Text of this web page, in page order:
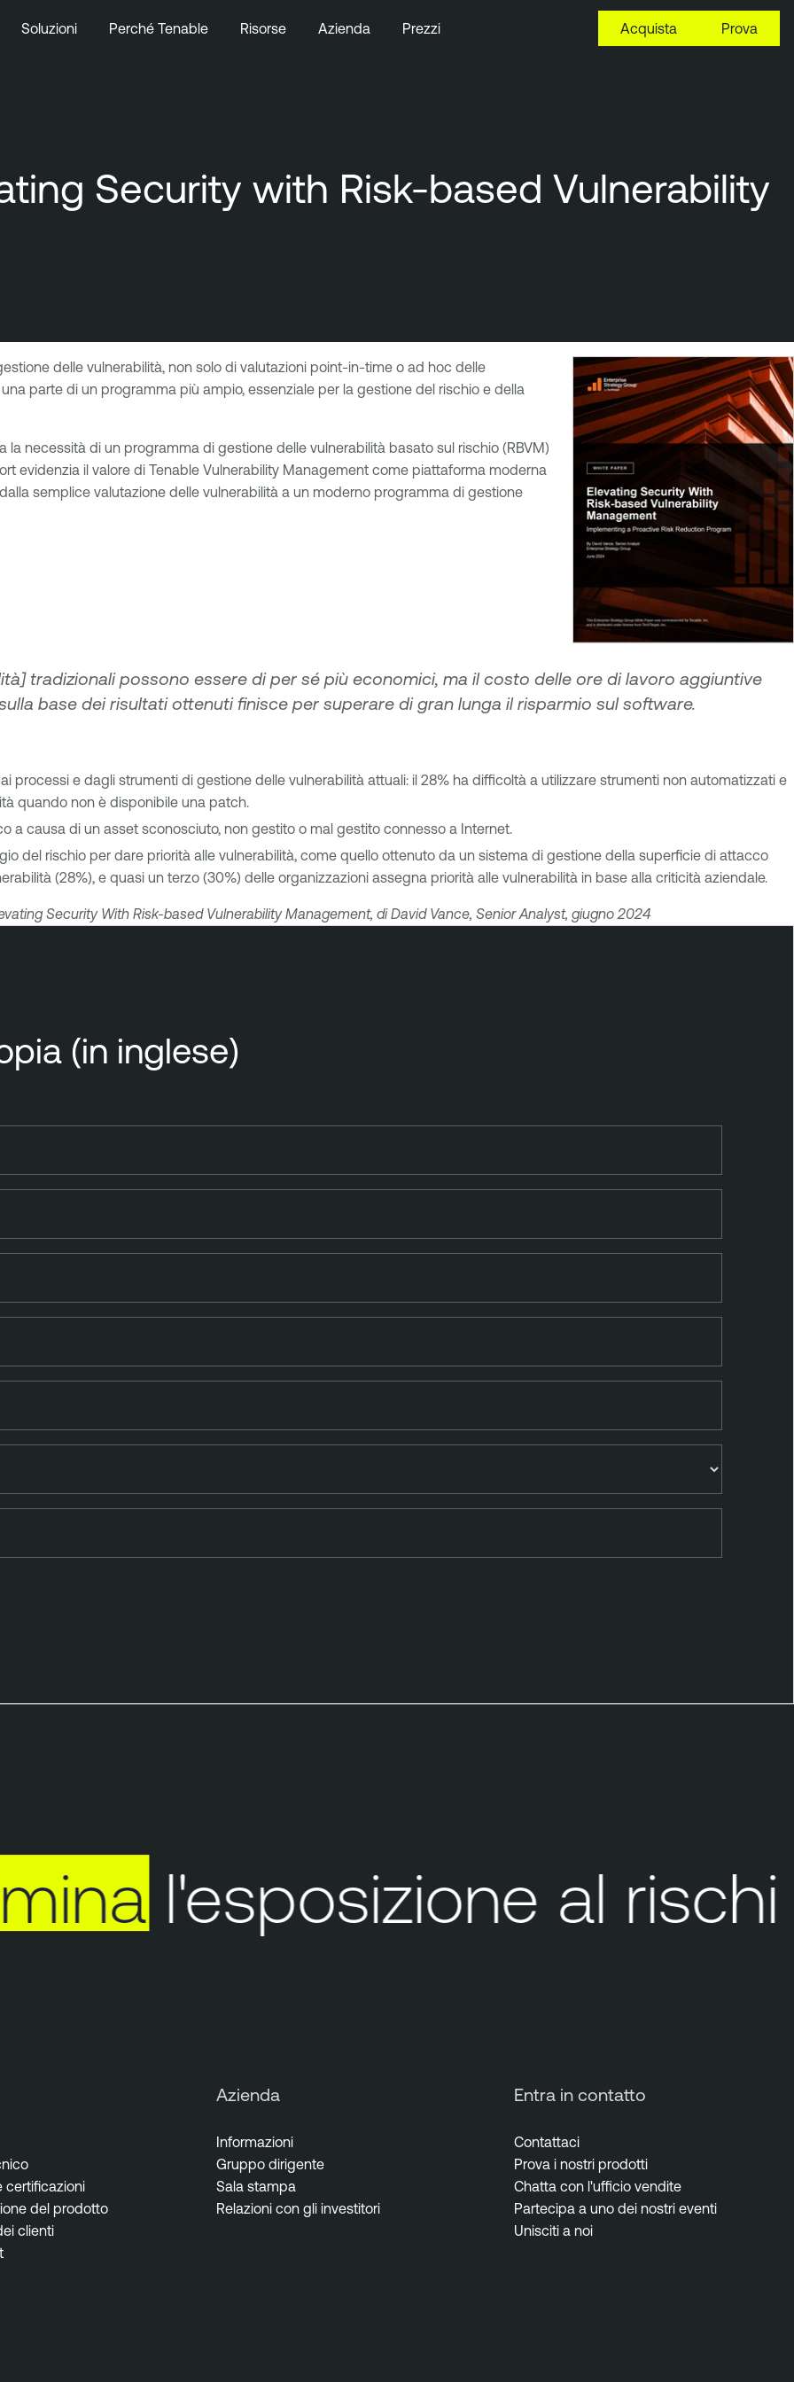
Soluzioni Perché Tenable Risorse Azienda Prezzi Acquista Prova
Security with Risk-based Vulnerability
delle vulnerabilità, non solo di valutazioni point-in-time o ad hoc delle
parte di un programma più ampio, essenziale per la gestione del rischio e della
necessità di un programma di gestione delle vulnerabilità basato sul rischio (RBVM)
evidenzia il valore di Tenable Vulnerability Management come piattaforma moderna
semplice valutazione delle vulnerabilità a un moderno programma di gestione
tradizionali possono essere di per sé più economici, ma il costo delle ore di lavoro aggiuntive
base dei risultati ottenuti finisce per superare di gran lunga il risparmio sul software.
processi e dagli strumenti di gestione delle vulnerabilità attuali: il 28% ha difficoltà a utilizzare strumenti non automatizzati e
quando non è disponibile una patch.
a causa di un asset sconosciuto, non gestito o mal gestito connesso a Internet.
del rischio per dare priorità alle vulnerabilità, come quello ottenuto da un sistema di gestione della superficie di attacco
(28%), e quasi un terzo (30%) delle organizzazioni assegna priorità alle vulnerabilità in base alla criticità aziendale.
Security With Risk-based Vulnerability Management, di David Vance, Senior Analyst, giugno 2024
(in inglese)
l'esposizione al rischio
certificazioni
del prodotto
clienti
Azienda
Informazioni
Gruppo dirigente
Sala stampa
Relazioni con gli investitori
Entra in contatto
Contattaci
Prova i nostri prodotti
Chatta con l'ufficio vendite
Partecipa a uno dei nostri eventi
Unisciti a noi